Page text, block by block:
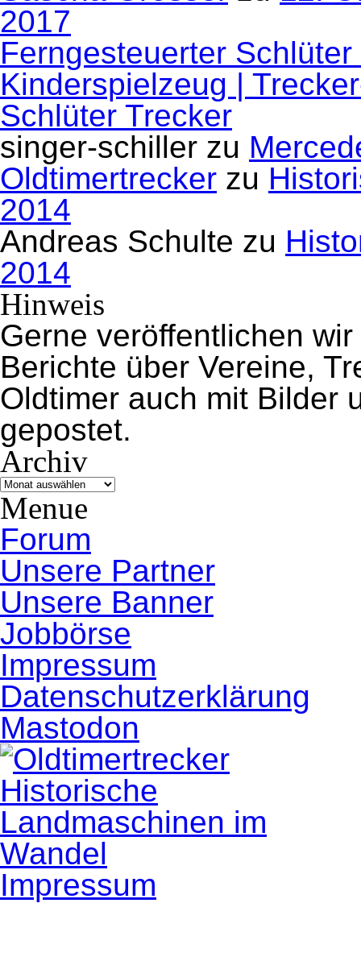
2017
Ferngesteuerter
Kinderspielzeug |
Schlüter Trecker
singer-schiller zu
Oldtimertrecker zu
2014
Andreas Schulte zu
2014
Hinweis
Gerne veröffentlichen
Berichte über Vereine,
Oldtimer auch mit Bilder
gepostet.
Archiv
Archiv
Menue
Forum
Unsere Partner
Unsere Banner
Jobbörse
Impressum
Datenschutzerklärung
Mastodon
Impressum